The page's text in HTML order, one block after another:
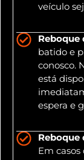
veículo
Reboque
batido e
conosco.
está
espera e
Reboque
Em